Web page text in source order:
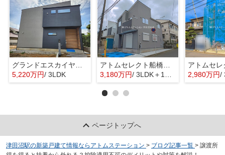
5,220万円/ 3LDK
3,180万円/ 3LDK＋1S(納戸) 2,980万円/
ページトップへ
津田沼駅の新築戸建て情報ならアトムステーション > ブログ記事一覧 > 譲渡所